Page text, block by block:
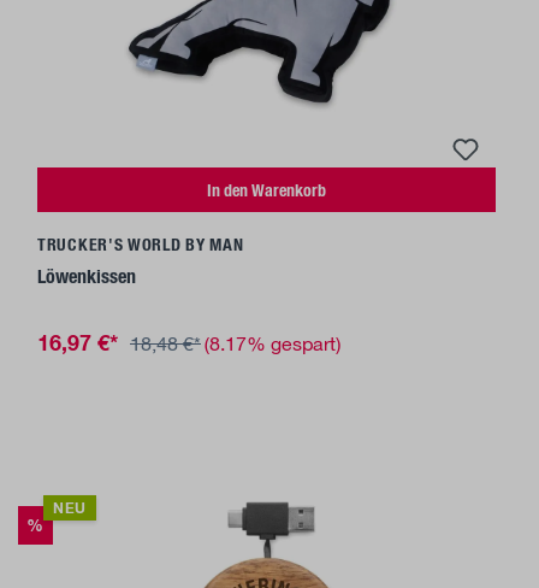
In den Warenkorb
TRUCKER'S WORLD BY MAN
Löwenkissen
16,97 €* 18,48 €*(8.17% gespart)
%
NEU